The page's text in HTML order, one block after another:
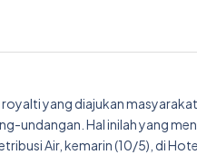
yang diajukan
undangan. Hal inilah yang
Air, kemarin (10/5), di